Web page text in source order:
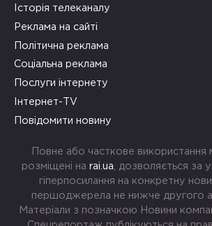
Історія телеканалу
Реклама на сайті
Політична реклама
Соціальна реклама
Послуги інтернету
Інтернет-TV
Повідомити новину
Повне або часткове використання
розміщені на rai.ua , дозволяється за
гіперпосилання на конкретну
першоджерела не нижче другого
Матеріали з позначкою Новини